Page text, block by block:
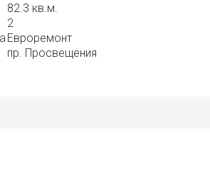
82.3 кв.м.
2
Евроремонт
пр. Просвещения